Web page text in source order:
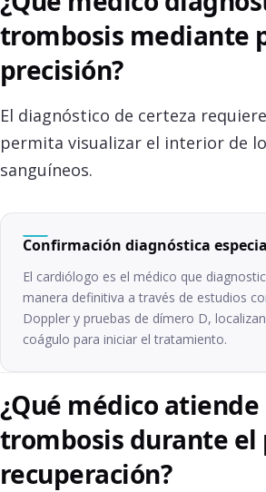
trombosis mediante
precisión?
El diagnóstico de certeza
permita visualizar el interior de
sanguíneos.
Confirmación diagnóstica
El cardiólogo es el médico que
manera definitiva a través de estudios
Doppler y pruebas de dímero D,
coágulo para iniciar el tratamiento.
¿Qué médico atiende
trombosis durante el
recuperación?